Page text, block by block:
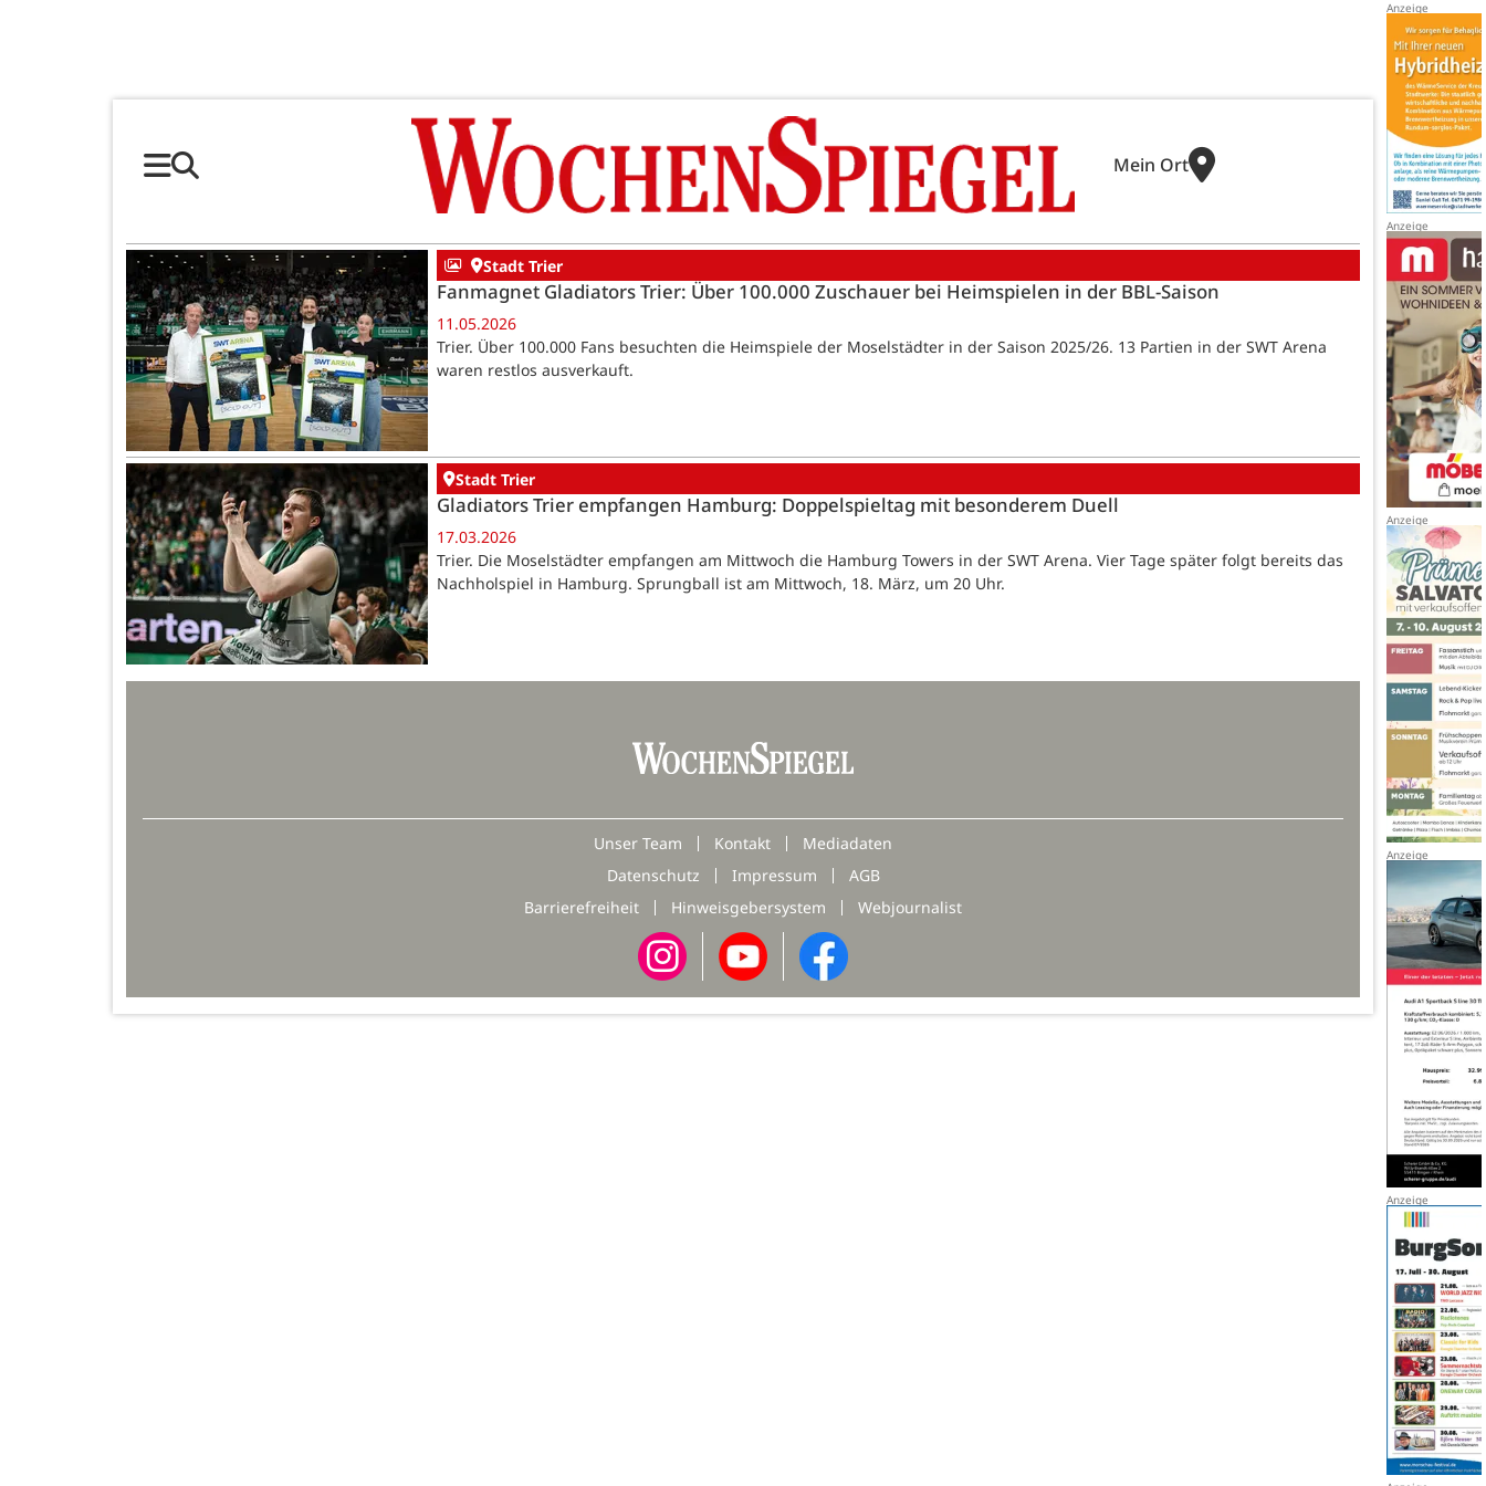
Mein Ort
Stadt Trier
Fanmagnet Gladiators Trier: Über 100.000 Zuschauer bei Heimspielen in der BBL-Saison
11.05.2026
Trier. Über 100.000 Fans besuchten die Heimspiele der Moselstädter in der Saison 2025/26. 13 Partien in der SWT Arena
waren restlos ausverkauft.
Stadt Trier
Gladiators Trier empfangen Hamburg: Doppelspieltag mit besonderem Duell
17.03.2026
Trier. Die Moselstädter empfangen am Mittwoch die Hamburg Towers in der SWT Arena. Vier Tage später folgt bereits das
Nachholspiel in Hamburg. Sprungball ist am Mittwoch, 18. März, um 20 Uhr.
Unser Team Kontakt
Mediadaten
Datenschutz
Impressum
AGB
Barrierefreiheit
Hinweisgebersystem Webjournalist